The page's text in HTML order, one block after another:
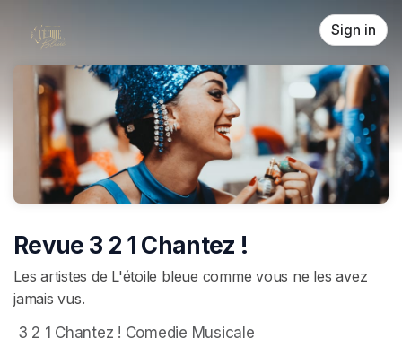
Sign in
Revue 3 2 1 Chantez !
Les artistes de L'étoile bleue comme vous ne les avez
jamais vus.
3 2 1 Chantez ! Comedie Musicale